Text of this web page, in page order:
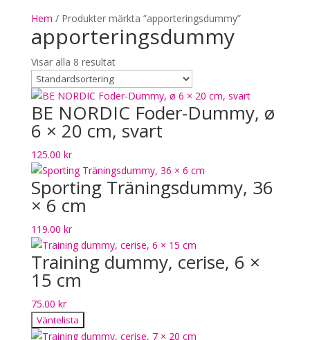
Hem / Produkter märkta ”apporteringsdummy”
apporteringsdummy
Visar alla 8 resultat
BE NORDIC Foder-Dummy, ø
6 × 20 cm, svart
125.00 kr
Sporting Träningsdummy, 36
× 6 cm
119.00 kr
Training dummy, cerise, 6 ×
15 cm
75.00 kr
Väntelista